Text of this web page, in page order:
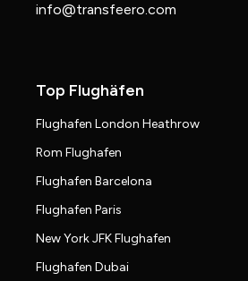
info@transfeero.com
Top Flughäfen
Flughafen London Heathrow
Rom Flughafen
Flughafen Barcelona
Flughafen Paris
New York JFK Flughafen
Flughafen Dubai